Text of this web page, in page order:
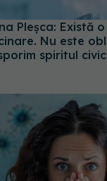
Nu este
spiritul
și plusurile